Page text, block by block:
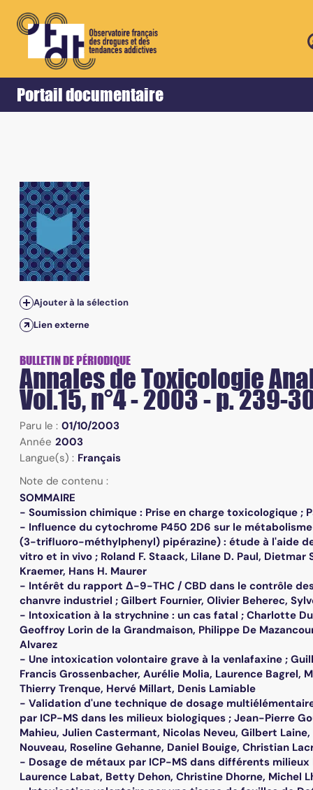
Portail documentaire
Accueil Retour
Vol.15, n°4 - 2003 - p. 239-300
Ajouter à la sélection
Lien externe
BULLETIN DE PÉRIODIQUE
Annales de Toxicologie
Vol.15, n°4 - 2003 - p. 239-
Paru le : 01/10/2003
Année 2003
Langue(s) : Français
Note de contenu :
SOMMAIRE
- Soumission chimique : Prise en charge toxicologique ;
- Influence du cytochrome P450 2D6 sur le métabolisme
(3-trifluoro-méthylphenyl) pipérazine) : étude à l'aide
vitro et in vivo ; Roland F. Staack, Lilane D. Paul, Dietmar
Kraemer, Hans H. Maurer
- Intérêt du rapport Δ-9-THC / CBD dans le contrôle
chanvre industriel ; Gilbert Fournier, Olivier Beherec,
- Intoxication à la strychnine : un cas fatal ; Charlotte
Geoffroy Lorin de la Grandmaison, Philippe De
Alvarez
- Une intoxication volontaire grave à la venlafaxine ;
Francis Grossenbacher, Aurélie Molia, Laurence Bagrel,
Thierry Trenque, Hervé Millart, Denis Lamiable
- Validation d'une technique de dosage
par ICP-MS dans les milieux biologiques ; Jean-Pierre
Mahieu, Julien Castermant, Nicolas Neveu, Gilbert
Nouveau, Roseline Gehanne, Daniel Bouige, Christian
- Dosage de métaux par ICP-MS dans différents milieux
Laurence Labat, Betty Dehon, Christine Dhorne, Michel